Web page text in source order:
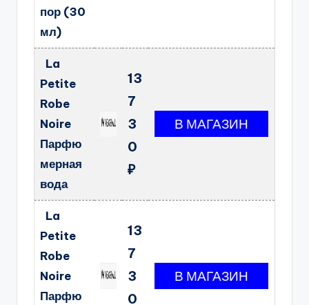
пор (30
мл)
La
Petite
Robe
Noire
Парфю
мерная
вода
13
7
3
0
₽
La
Petite
Robe
Noire
Парфю
13
7
3
0